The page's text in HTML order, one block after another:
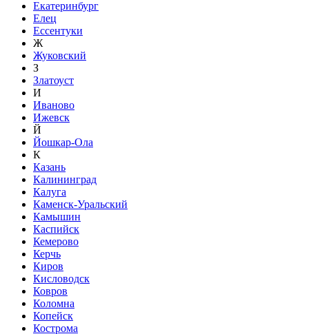
Екатеринбург
Елец
Ессентуки
Ж
Жуковский
З
Златоуст
И
Иваново
Ижевск
Й
Йошкар-Ола
К
Казань
Калининград
Калуга
Каменск-Уральский
Камышин
Каспийск
Кемерово
Керчь
Киров
Кисловодск
Ковров
Коломна
Копейск
Кострома